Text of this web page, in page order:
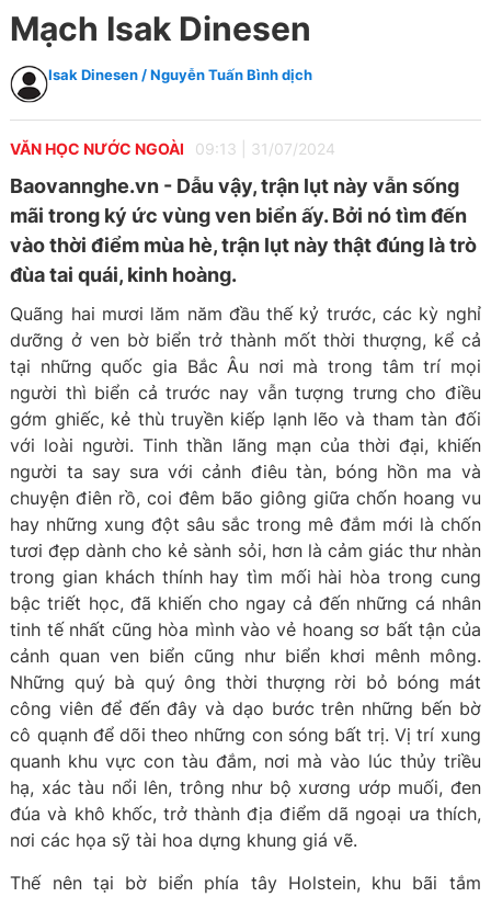
Mạch Isak Dinesen
Isak Dinesen / Nguyễn Tuấn Bình dịch
VĂN HỌC NƯỚC NGOÀI 09:13 31/07/2024
Baovannghe.vn - Dẫu vậy, trận lụt này vẫn sống
mãi trong ký ức vùng ven biển ấy. Bởi nó tìm đến
vào thời điểm mùa hè, trận lụt này thật đúng là trò
đùa tai quái, kinh hoàng.
Quãng hai mươi lăm năm đầu thế kỷ trước, các kỳ nghỉ
dưỡng ở ven bờ biển trở thành mốt thời thượng, kể cả
tại những quốc gia Bắc Âu nơi mà trong tâm trí mọi
người thì biển cả trước nay vẫn tượng trưng cho điều
gớm ghiếc, kẻ thù truyền kiếp lạnh lẽo và tham tàn đối
với loài người. Tinh thần lãng mạn của thời đại, khiến
người ta say sưa với cảnh điêu tàn, bóng hồn ma và
chuyện điên rồ, coi đêm bão giông giữa chốn hoang vu
hay những xung đột sâu sắc trong mê đắm mới là chốn
tươi đẹp dành cho kẻ sành sỏi, hơn là cảm giác thư nhàn
trong gian khách thính hay tìm mối hài hòa trong cung
bậc triết học, đã khiến cho ngay cả đến những cá nhân
tinh tế nhất cũng hòa mình vào vẻ hoang sơ bất tận của
cảnh quan ven biển cũng như biển khơi mênh mông.
Những quý bà quý ông thời thượng rời bỏ bóng mát
công viên để đến đây và dạo bước trên những bến bờ
cô quạnh để dõi theo những con sóng bất trị. Vị trí xung
quanh khu vực con tàu đắm, nơi mà vào lúc thủy triều
hạ, xác tàu nổi lên, trông như bộ xương ướp muối, đen
đúa và khô khốc, trở thành địa điểm dã ngoại ưa thích,
nơi các họa sỹ tài hoa dựng khung giá vẽ.
Thế nên tại bờ biển phía tây Holstein, khu bãi tắm